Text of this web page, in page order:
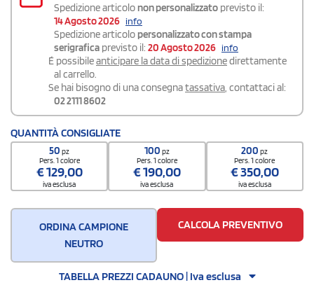
Spedizione articolo non personalizzato previsto il:
14 Agosto 2026 info
Spedizione articolo personalizzato con stampa
serigrafica previsto il: 20 Agosto 2026 info
É possibileanticipare la data di spedizionedirettamente
al carrello.
Se hai bisogno di una consegnatassativa, contattaci al:
02 2111 8602
QUANTITÀ CONSIGLIATE
50pz
Pers. 1 colore
€129,00
iva esclusa
100 pz
Pers. 1 colore
€190,00
iva esclusa
200pz
Pers. 1 colore
€350,00
iva esclusa
ORDINA CAMPIONE
NEUTRO
CALCOLA PREVENTIVO
TABELLA PREZZI CADAUNO | Iva esclusa